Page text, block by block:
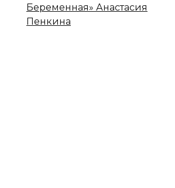
Беременная» Анастасия
Пенкина